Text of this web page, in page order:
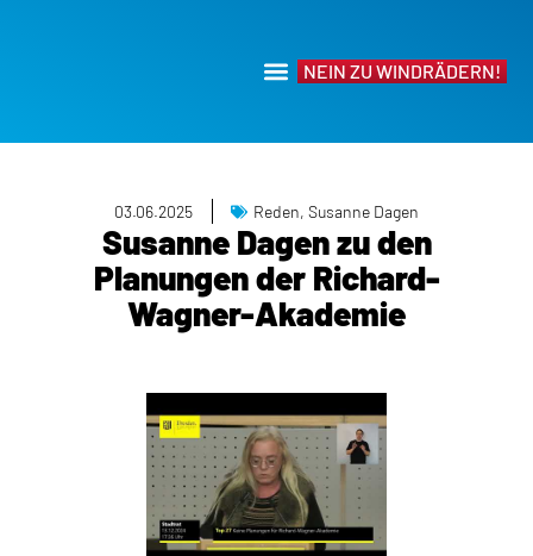
NEIN ZU WINDRÄDERN!
03.06.2025 Reden, Susanne Dagen
Susanne Dagen zu den
Planungen der Richard-
Wagner-Akademie